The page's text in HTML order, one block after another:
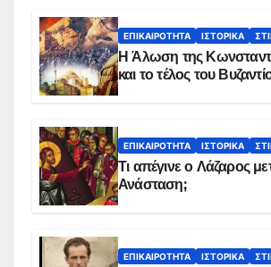
ΕΠΙΚΑΙΡΌΤΗΤΑ ΙΣΤΟΡΙΚΆ
Η Άλωση της
και το τέλος του
ΕΠΙΚΑΙΡΌΤΗΤΑ ΙΣΤΟΡΙΚΆ
Τι απέγινε ο Λάζαρος
Ανάσταση;
ΕΠΙΚΑΙΡΌΤΗΤΑ ΙΣΤΟΡΙΚΆ